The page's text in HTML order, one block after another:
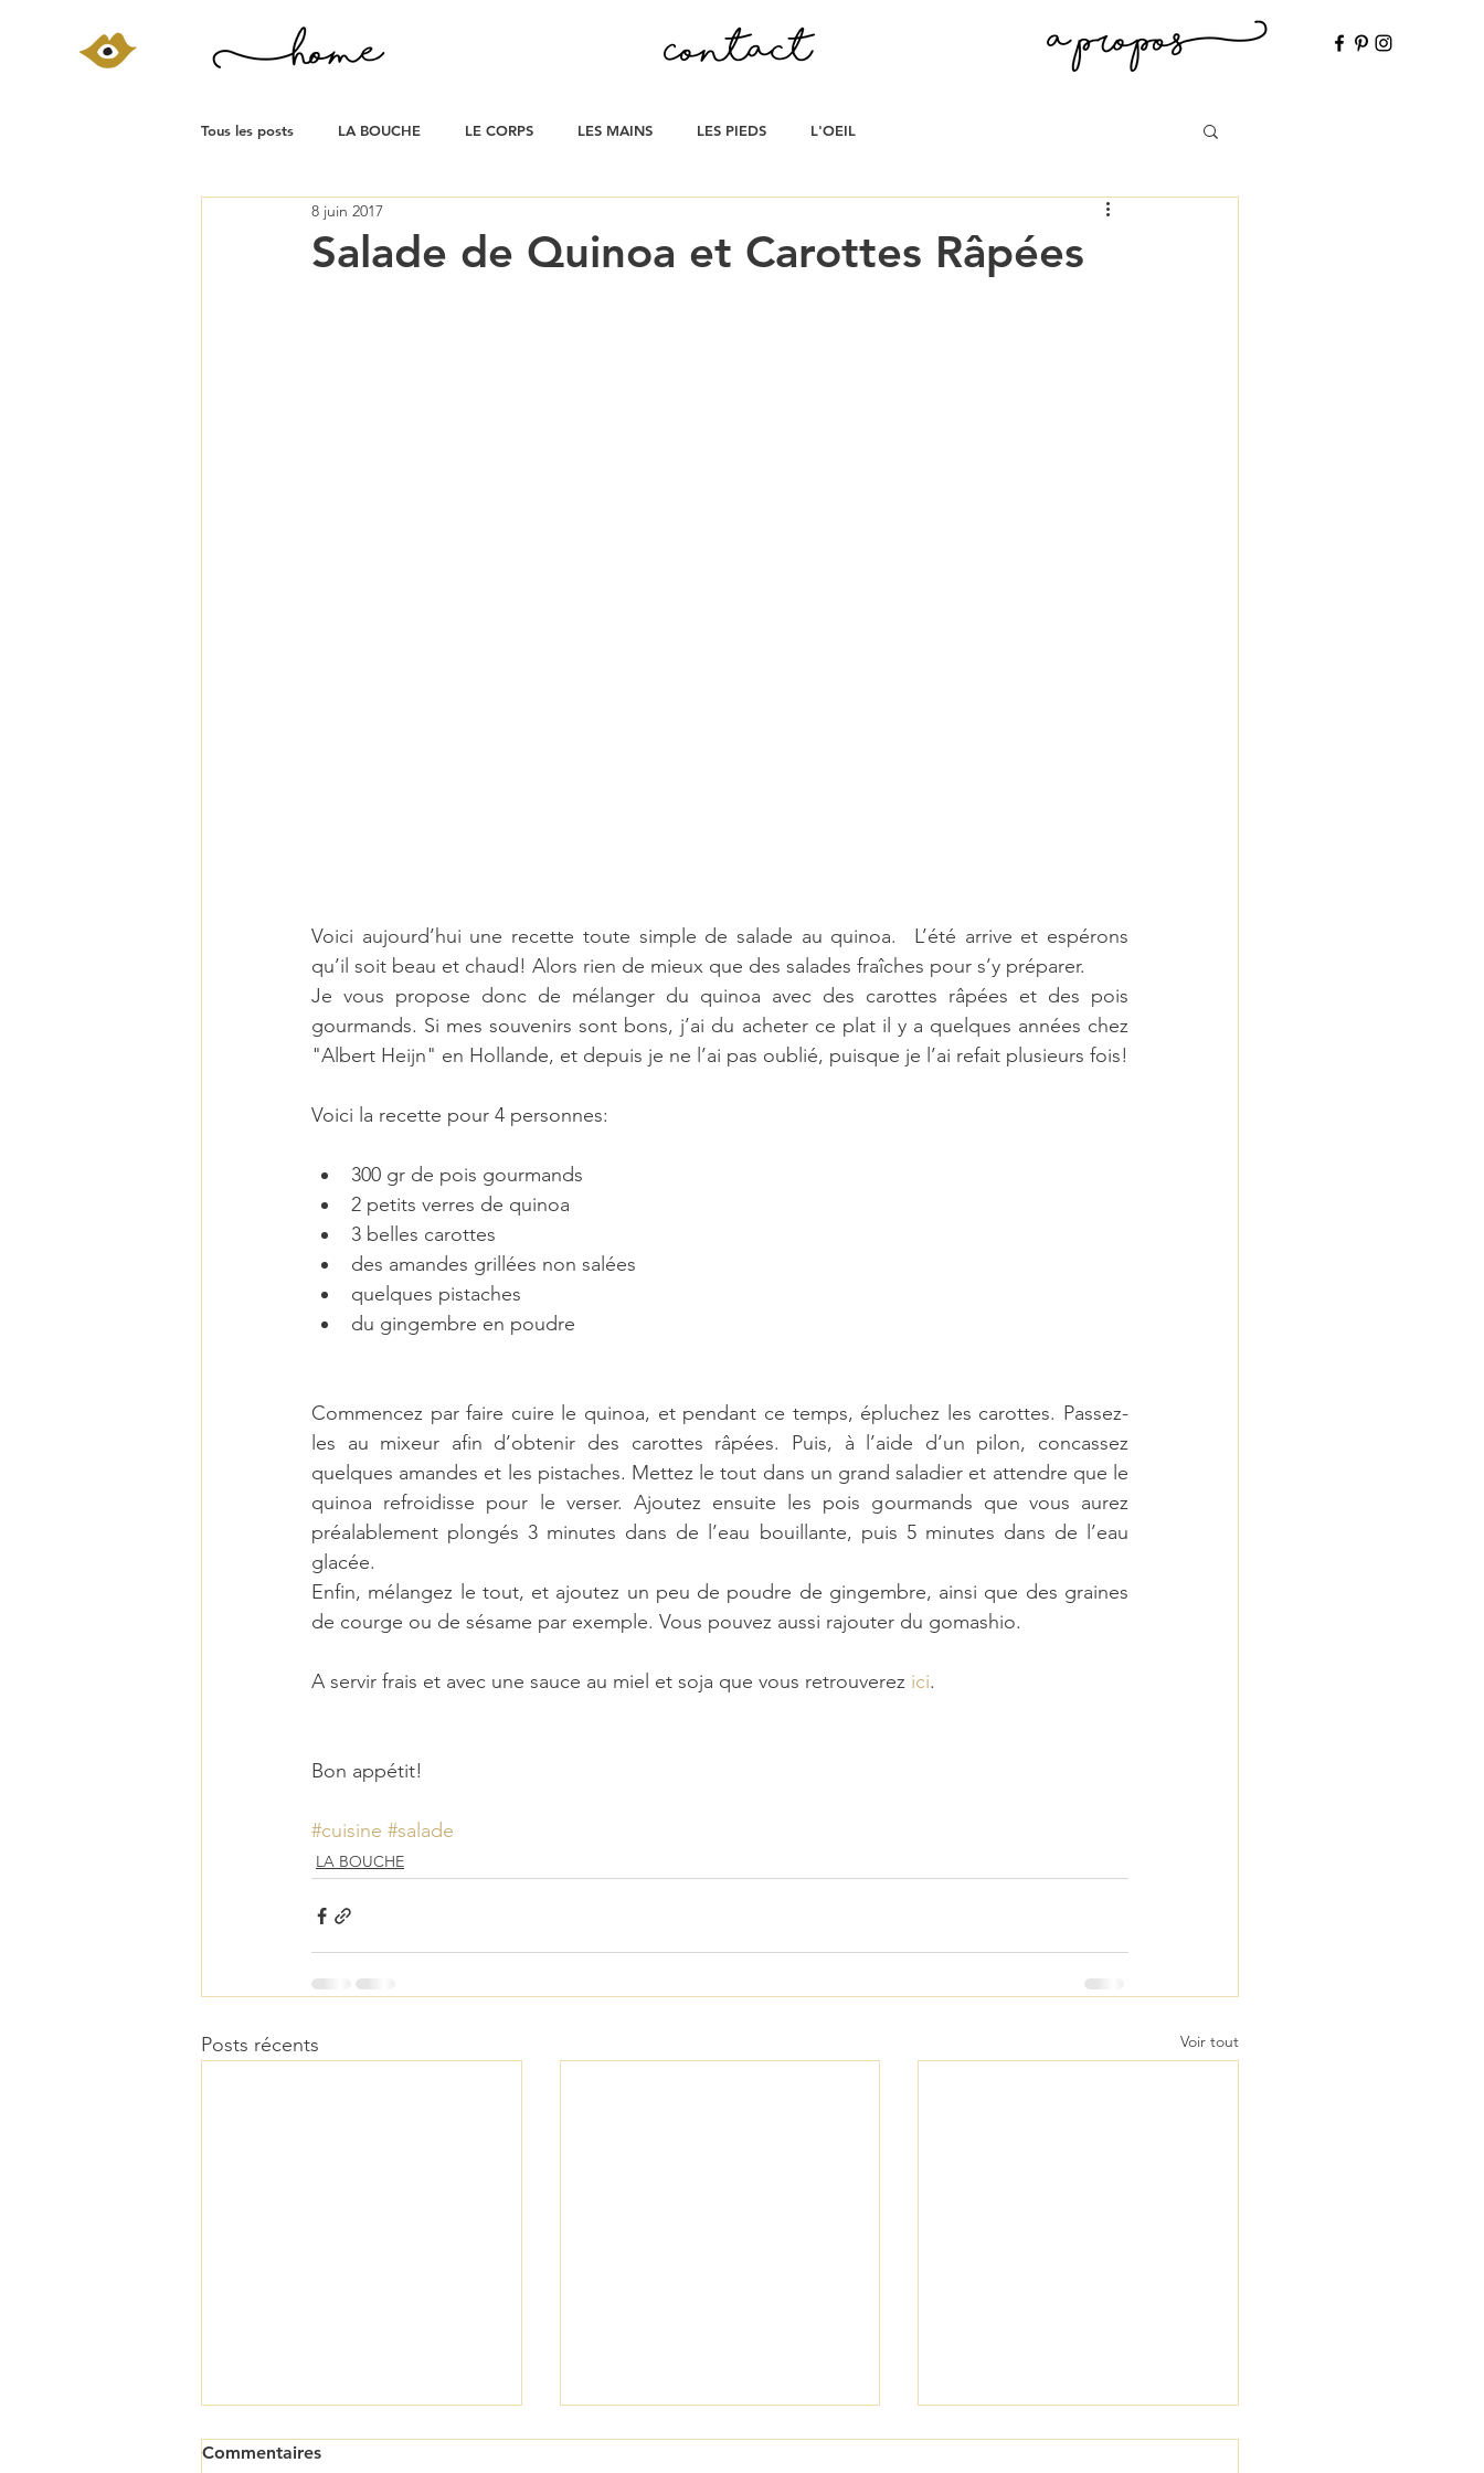
Tous les posts LA BOUCHE LE CORPS LES MAINS LES PIEDS L'OEIL
Salade de Quinoa et Carottes Râpées
8 juin 2017
Voici aujourd’hui une recette toute simple de salade au quinoa.  L’été arrive et espérons
qu’il soit beau et chaud! Alors rien de mieux que des salades fraîches pour s’y préparer.
Je vous propose donc de mélanger du quinoa avec des carottes râpées et des pois
gourmands. Si mes souvenirs sont bons, j’ai du acheter ce plat il y a quelques années chez
"Albert Heijn" en Hollande, et depuis je ne l’ai pas oublié, puisque je l’ai refait plusieurs fois!
Voici la recette pour 4 personnes:
300 gr de pois gourmands
2 petits verres de quinoa
3 belles carottes
des amandes grillées non salées
quelques pistaches
du gingembre en poudre
Commencez par faire cuire le quinoa, et pendant ce temps, épluchez les carottes. Passez-
les au mixeur afin d’obtenir des carottes râpées. Puis, à l’aide d’un pilon, concassez
quelques amandes et les pistaches. Mettez le tout dans un grand saladier et attendre que le
quinoa refroidisse pour le verser. Ajoutez ensuite les pois gourmands que vous aurez
préalablement plongés 3 minutes dans de l’eau bouillante, puis 5 minutes dans de l’eau
glacée.
Enfin, mélangez le tout, et ajoutez un peu de poudre de gingembre, ainsi que des graines
de courge ou de sésame par exemple. Vous pouvez aussi rajouter du gomashio.
A servir frais et avec une sauce au miel et soja que vous retrouverez ici.
Bon appétit!
#cuisine #salade
LA BOUCHE
Posts récents Voir tout
Commentaires